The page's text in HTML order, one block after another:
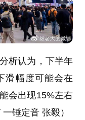
析认为，下半年
滑幅度可能会在
会出现15%左右
锤定音 张毅）